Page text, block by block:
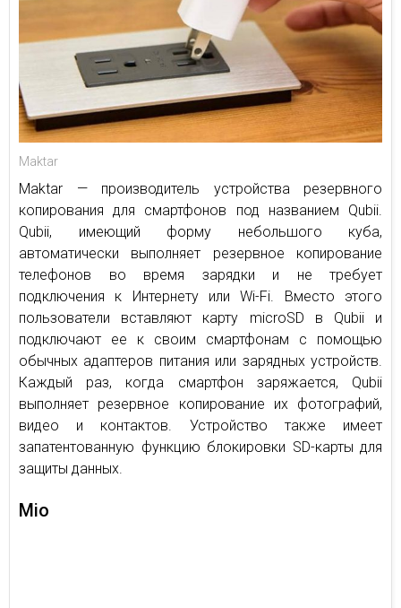
Maktar
Maktar — производитель устройства резервного
копирования для смартфонов под названием Qubii.
Qubii, имеющий форму небольшого куба,
автоматически выполняет резервное копирование
телефонов во время зарядки и не требует
подключения к Интернету или Wi-Fi. Вместо этого
пользователи вставляют карту microSD в Qubii и
подключают ее к своим смартфонам с помощью
обычных адаптеров питания или зарядных устройств.
Каждый раз, когда смартфон заряжается, Qubii
выполняет резервное копирование их фотографий,
видео и контактов. Устройство также имеет
запатентованную функцию блокировки SD-карты для
защиты данных.
Mio